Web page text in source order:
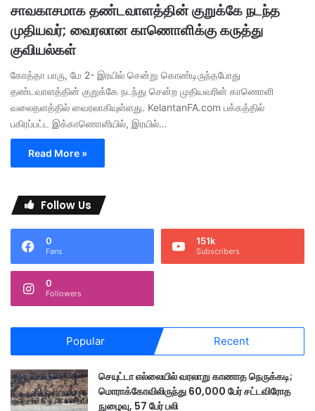
சாவகாசமாக தண்டவாளத்தின் குறுக்கே நடந்த
முதியவர்; வைரலான காணொளிக்கு கருத்து
குவியல்கள்
கோத்தா பாரு, மே 2- இரயில் சென்று கொண்டிருந்தபோது
தண்டவாளத்தின் குறுக்கே நடந்து சென்ற முதியவரின் காணொளி
வலைதளத்தில் வைரலாகியுள்ளது. KelantanFA.com பக்கத்தில்
பகிரப்பட்ட இக்காணொளியில், இரயில்…
Read More »
Follow Us
0
Fans
151k
Subscribers
0
Followers
Popular Recent
செயுட்டா எல்லையில் வரலாறு காணாத நெருக்கடி;
மொராக்கோவிலிருந்து 60,000 பேர் சட்டவிரோத
நுழைவு, 57 பேர் பலி